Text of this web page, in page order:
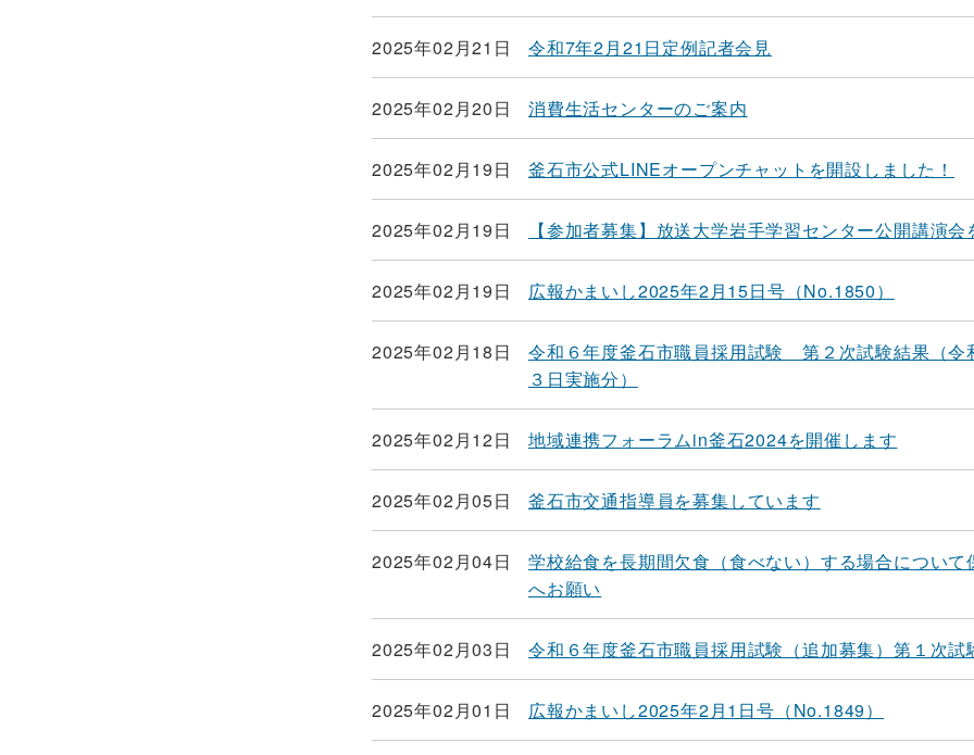
2025年02月21日 令和7年2月21日定例記者会見
2025年02月20日 消費生活センターのご案内
2025年02月19日 釜石市公式LINEオープンチャットを開設しました！
2025年02月19日 【参加者募集】放送大学岩手学習センター公開講演会
2025年02月19日 広報かまいし2025年2月15日号（No.1850）
2025年02月18日
令和６年度釜石市職員採用試験 第２次試験結果（令
３日実施分）
2025年02月12日 地域連携フォーラムin釜石2024を開催します
2025年02月05日 釜石市交通指導員を募集しています
2025年02月04日
学校給食を長期間欠食（食べない）する場合について
へお願い
2025年02月03日 令和６年度釜石市職員採用試験（追加募集）第１次試
2025年02月01日 広報かまいし2025年2月1日号（No.1849）